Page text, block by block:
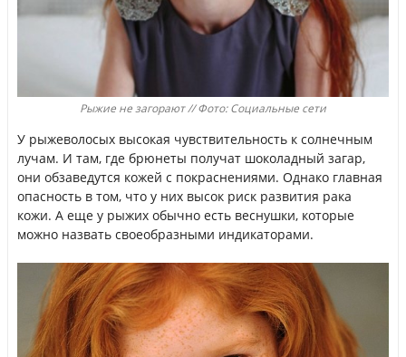
Рыжие не загорают // Фото: Социальные сети
У рыжеволосых высокая чувствительность к солнечным
лучам. И там, где брюнеты получат шоколадный загар,
они обзаведутся кожей с покраснениями. Однако главная
опасность в том, что у них высок риск развития рака
кожи. А еще у рыжих обычно есть веснушки, которые
можно назвать своеобразными индикаторами.